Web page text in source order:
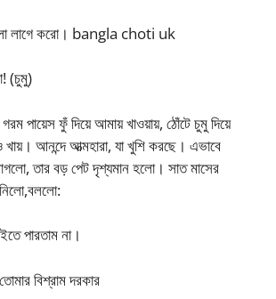
লাগে করো। bangla choti uk
(চুমু)
পায়েস ফুঁ দিয়ে আমায় খাওয়ায়, ঠোঁটে চুমু দিয়ে
আনন্দে আত্মহারা, যা খুশি করছে। এভাবে
তার বড় পেট দৃশ্যমান হলো। সাত মাসের
পারতাম না।
বিশ্রাম দরকার